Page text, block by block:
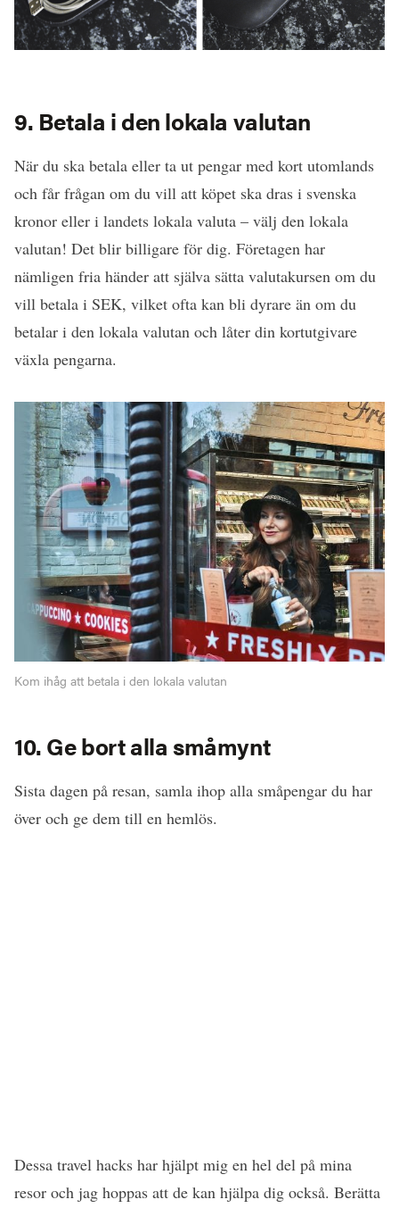
9. Betala i den lokala valutan
När du ska betala eller ta ut pengar med kort utomlands
och får frågan om du vill att köpet ska dras i svenska
kronor eller i landets lokala valuta – välj den lokala
valutan! Det blir billigare för dig. Företagen har
nämligen fria händer att själva sätta valutakursen om du
vill betala i SEK, vilket ofta kan bli dyrare än om du
betalar i den lokala valutan och låter din kortutgivare
växla pengarna.
Kom ihåg att betala i den lokala valutan
10. Ge bort alla småmynt
Sista dagen på resan, samla ihop alla småpengar du har
över och ge dem till en hemlös.
Dessa travel hacks har hjälpt mig en hel del på mina
resor och jag hoppas att de kan hjälpa dig också. Berätta